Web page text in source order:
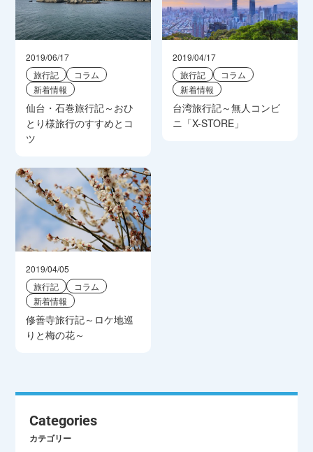
2019/06/17
旅行記
コラム
新着情報
仙台・石巻旅行記～おひ
とり様旅行のすすめとコ
ツ
2019/04/17
旅行記
コラム
新着情報
台湾旅行記～無人コンビ
ニ「X-STORE」
2019/04/05
旅行記
コラム
新着情報
修善寺旅行記～ロケ地巡
りと梅の花～
Categories
カテゴリー